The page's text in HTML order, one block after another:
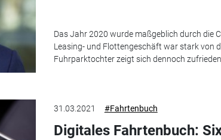
Das Jahr 2020 wurde maßgeblich durch die
Leasing- und Flottengeschäft war stark von
Fuhrparktochter zeigt sich dennoch zufrieden.
31.03.2021 #Fahrtenbuch
Digitales Fahrtenbuch: